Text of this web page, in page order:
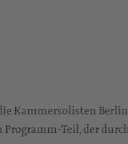
Kammersolisten Berlin
Programm-Teil, der